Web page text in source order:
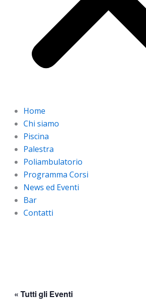
Home
Chi siamo
Piscina
Palestra
Poliambulatorio
Programma Corsi
News ed Eventi
Bar
Contatti
« Tutti gli Eventi